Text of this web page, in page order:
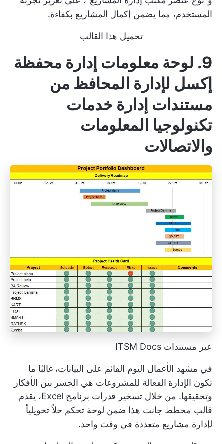
المستخدم، مما يضمن إكمال المشاريع بكفاءة.
تحميل هذا القالب
9. لوحة معلومات إدارة محفظة
إكسل لإدارة المحافظ من
مستندات إدارة خدمات
تكنولوجيا المعلومات
والاتصالات
عبر مستندات ITSM Docs
في مشهد الأعمال اليوم القائم على البيانات، غالبًا ما
تكون الإدارة الفعالة للمشروعات هي الجسر بين الأفكار
وتحقيقها. من خلال تسخير قدرات برنامج Excel، يقدم
قالب مخطط جانت هذا ضمن لوحة تحكم حلاً تحويلياً
لإدارة مشاريع متعددة في وقت واحد.